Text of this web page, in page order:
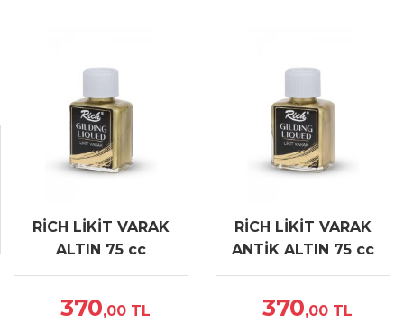
RİCH LİKİT VARAK
ALTIN 75 cc
370,00 TL
RİCH LİKİT VARAK
ANTİK ALTIN 75 cc
370,00 TL